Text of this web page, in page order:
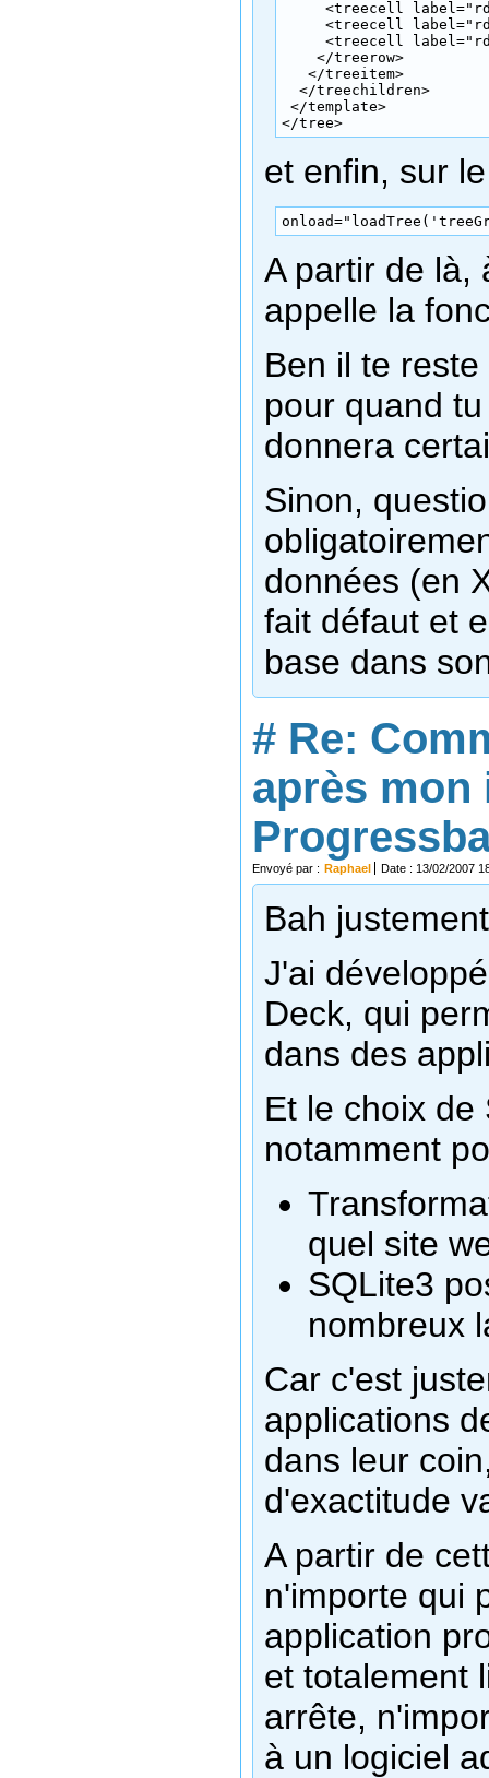
<treecell
<treecell
<treecell
    </treerow>
   </treeitem>
  </treechildren>
</template>
et enfin, sur
A partir de là,
appelle la
Ben il te
pour quand
donnera
Sinon,
données (en
fait défaut et
base dans
# Re:
après mon
Envoyé par : Raphael Date : 13/02/2007
Bah
J'ai
Deck, qui
dans des
Et le choix de
notamment
quel site
SQLite3
nombreux
Car c'est
applications
dans leur
d'exactitude
A partir de
n'importe qui
application
et totalement
arrête,
à un logiciel